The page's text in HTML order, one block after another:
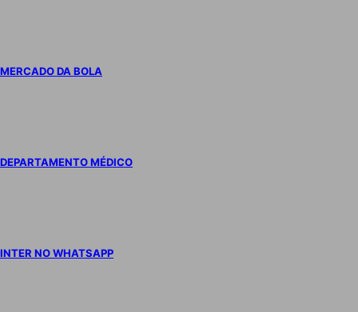
MERCADO DA BOLA
DEPARTAMENTO MÉDICO
INTER NO WHATSAPP